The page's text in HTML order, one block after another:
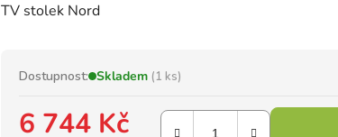
produktu
hvězdiček.
TV stolek Nord
Dostupnost: Skladem (1 ks)
6 744 Kč